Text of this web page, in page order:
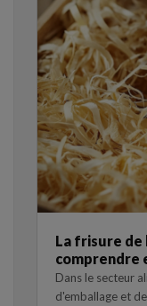
La frisure de
comprendre
Dans le secteur
d'emballage et